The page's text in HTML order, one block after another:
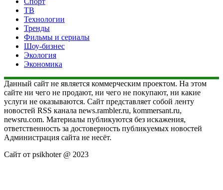
ТВ
Технологии
Тренды
Фильмы и сериалы
Шоу-бизнес
Экология
Экономика
Данный сайт не является коммерческим проектом. На этом
сайте ни чего не продают, ни чего не покупают, ни какие
услуги не оказываются. Сайт представляет собой ленту
новостей RSS канала news.rambler.ru, kommersant.ru,
newsru.com. Материалы публикуются без искажения,
ответственность за достоверность публикуемых новостей
Администрация сайта не несёт.
Сайт от psikhoter @ 2023